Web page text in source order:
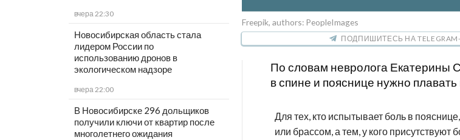
вчера 22:30
Новосибирская область стала
лидером России по
использованию дронов в
экологическом надзоре
вчера 22:00
В Новосибирске 296 дольщиков
получили ключи от квартир после
многолетнего ожидания
Freepik, authors: PeopleImages
ПОДПИШИТЕСЬ НА
По словам невролога Екатерины
в спине и пояснице нужно
Для тех, кто испытывает боль в
или брассом, а тем, у кого